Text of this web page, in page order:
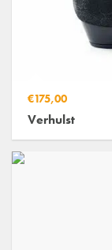
€175,00
Verhulst